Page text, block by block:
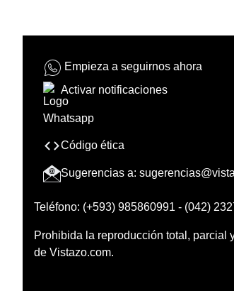
Empieza a seguirnos ahora
Activar notificaciones
Código ética
Sugerencias a:
Teléfono: (+593) 985860991 - (042)
Prohibida la reproducción total, parcial
de Vistazo.com.